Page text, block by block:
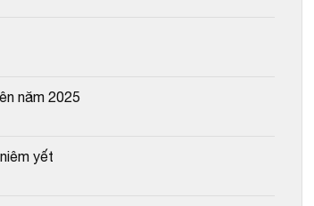
năm 2025
yết